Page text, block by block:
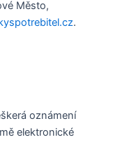
Město,
.
oznámení
elektronické